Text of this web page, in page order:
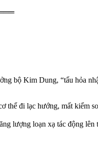
bộ Kim Dung, “tẩu hỏa
thể đi lạc hướng, mất kiểm
lượng loạn xạ tác động lên